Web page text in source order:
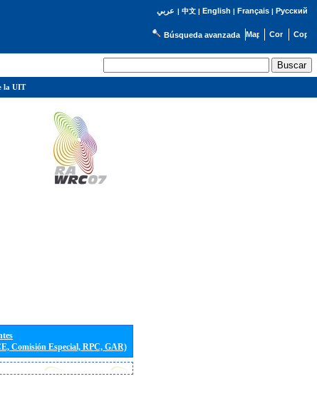
عربي | 中文| English | Français| Русский
Búsqueda avanzada
Comisión Especial, RPC, GAR)
la UIT